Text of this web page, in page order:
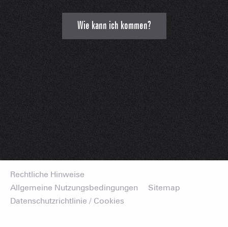
Wie kann ich kommen?
Rechtliche Hinweise
Allgemeine Nutzungsbedingungen
Sitemap
Datenschutzrichtlinie / Cookies